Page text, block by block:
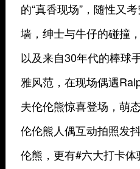
的“真香现场”，随性又
墙，绅士与牛仔的碰撞
以及来自30年代的棒球
雅风范，在现场偶遇
夫伦伦熊惊喜登场，萌
伦伦熊人偶互动拍照发
伦熊，更有#六大打卡体